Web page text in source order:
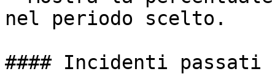
nel periodo scelto.
#### Incidenti passati